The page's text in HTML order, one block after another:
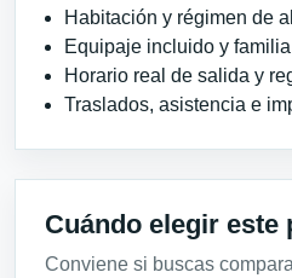
Habitación y régimen de
Equipaje incluido y
Horario real de salida y
Traslados, asistencia e
Cuándo elegir este
Conviene si buscas